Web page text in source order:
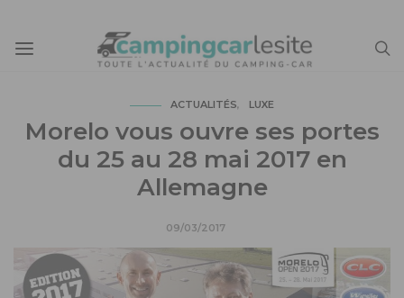
ACTUALITÉS LUXE
Morelo vous ouvre ses portes
du 25 au 28 mai 2017 en
Allemagne
09/03/2017